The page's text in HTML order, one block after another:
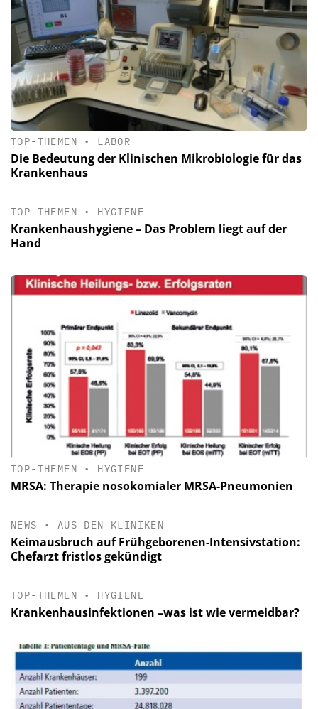
TOP-THEMEN • LABOR
Die Bedeutung der Klinischen Mikrobiologie für das
Krankenhaus
TOP-THEMEN • HYGIENE
Krankenhaushygiene – Das Problem liegt auf der
Hand
TOP-THEMEN • HYGIENE
MRSA: Therapie nosokomialer MRSA-Pneumonien
NEWS • AUS DEN KLINIKEN
Keimausbruch auf Frühgeborenen-Intensivstation:
Chefarzt fristlos gekündigt
TOP-THEMEN • HYGIENE
Krankenhausinfektionen –was ist wie vermeidbar?